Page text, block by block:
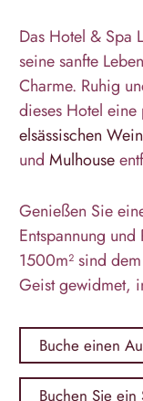
Das Hotel &
seine sanfte
Charme. Ruhig
dieses Hotel
elsässischen
und Mulhouse
Genießen Sie
Entspannung
1500m² sind
Geist gewidmet,
Buche einen
Buchen Sie ein